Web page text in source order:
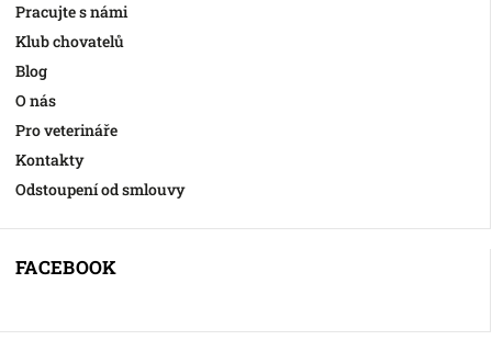
Pracujte s námi
Klub chovatelů
Blog
O nás
Pro veterináře
Kontakty
Odstoupení od smlouvy
FACEBOOK